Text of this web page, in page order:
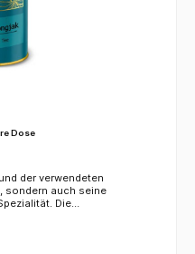
Dose
der verwendeten
sondern auch seine
Die